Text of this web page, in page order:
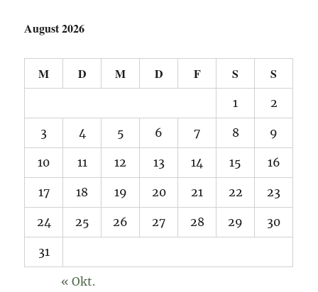
August 2026
M D M D F S S
1 2
3 4 5 6 7 8 9
10 11 12 13 14 15 16
17 18 19 20 21 22 23
24 25 26 27 28 29 30
31
« Okt.